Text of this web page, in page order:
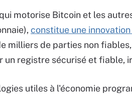
motorise Bitcoin et les
constitue une
milliers de parties non
un registre sécurisé et fiable,
utiles à l'économie